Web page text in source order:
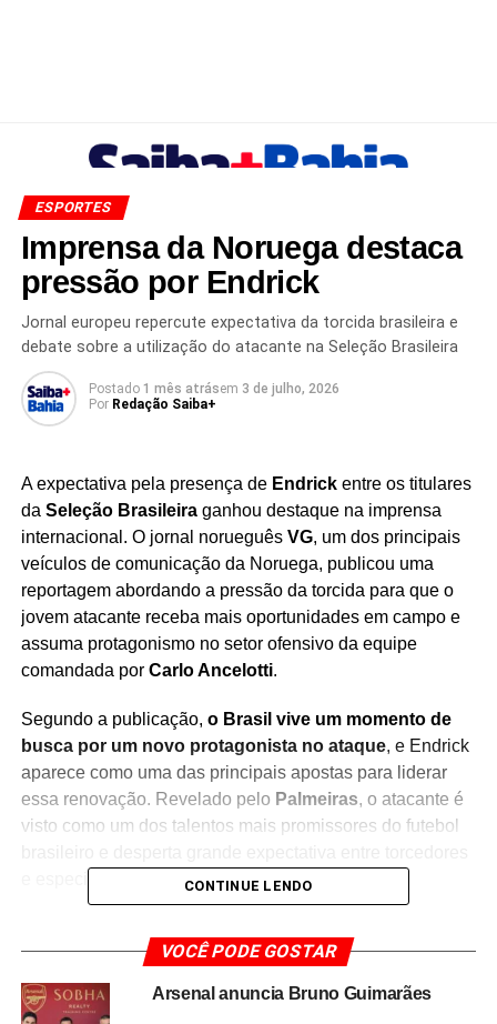
ESPORTES
Imprensa da Noruega destaca
pressão por Endrick
Jornal europeu repercute expectativa da torcida brasileira e
debate sobre a utilização do atacante na Seleção Brasileira
Postado 1 mês atrásem 3 de julho, 2026
Por Redação Saiba+
A expectativa pela presença de Endrickentre os titulares
da Seleção Brasileiraganhou destaque na imprensa
internacional. O jornal norueguês VG, um dos principais
veículos de comunicação da Noruega, publicou uma
reportagem abordando a pressão da torcida para que o
jovem atacante receba mais oportunidades em campo e
assuma protagonismo no setor ofensivo da equipe
comandada por Carlo Ancelotti.
Segundo a publicação, o Brasil vive um momento de
busca por um novo protagonista no ataque, e Endrick
aparece como uma das principais apostas para liderar
essa renovação. Revelado pelo Palmeiras, o atacante é
visto como um dos talentos mais promissores do futebol
comissão técnica em utilizar o jogador acabou se
tornando assunto nas redes sociais
, gerando milhões
de memes que brincam com a suposta demora de Carlo
CONTINUE LENDO
VOCÊ PODE GOSTAR
Arsenal anuncia Bruno Guimarães